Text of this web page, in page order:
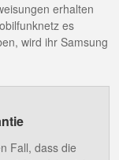
erhalten
es
wird ihr Samsung
Fall, dass die